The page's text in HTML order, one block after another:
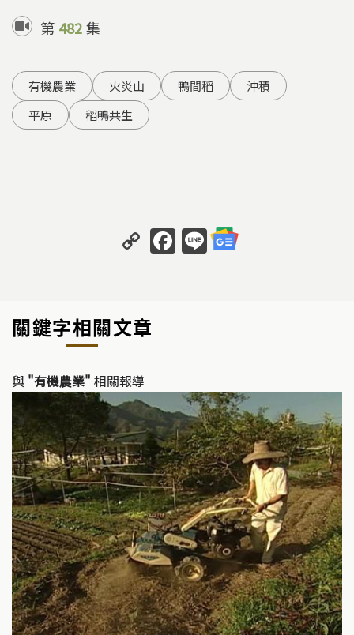
第 482集
有機農業 火炎山 鴨間稻
沖積
平原
稻鴨共生
C
o
y
Li
k
F
a
o
k
Li
n
關鍵字相關文章
與 "有機農業" 相關報導